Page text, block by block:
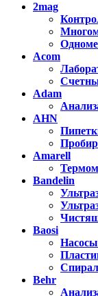
2mag
Acom
Adam
AHN
Amarell
Bandelin
Baosi
Behr